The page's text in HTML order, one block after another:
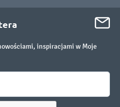
inspiracjami w Moje